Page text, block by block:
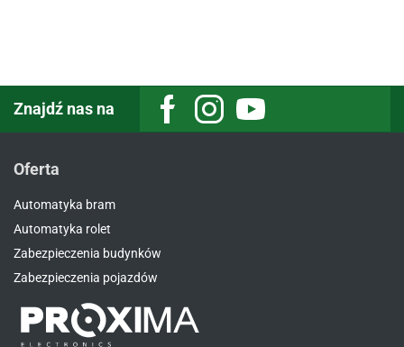
Znajdź nas na
Oferta
Automatyka bram
Automatyka rolet
Zabezpieczenia budynków
Zabezpieczenia pojazdów